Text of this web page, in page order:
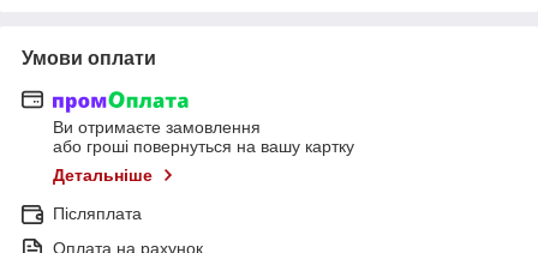
Умови оплати
Ви отримаєте замовлення
або гроші повернуться на вашу картку
Детальніше
Післяплата
Оплата на рахунок